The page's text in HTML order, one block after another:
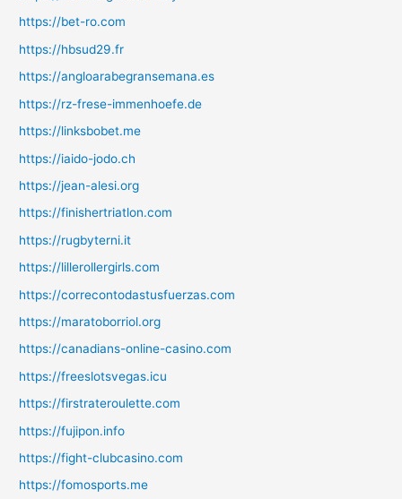
https://bet-ro.com
https://hbsud29.fr
https://angloarabegransemana.es
https://rz-frese-immenhoefe.de
https://linksbobet.me
https://iaido-jodo.ch
https://jean-alesi.org
https://finishertriatlon.com
https://rugbyterni.it
https://lillerollergirls.com
https://correcontodastusfuerzas.com
https://maratoborriol.org
https://canadians-online-casino.com
https://freeslotsvegas.icu
https://firstrateroulette.com
https://fujipon.info
https://fight-clubcasino.com
https://fomosports.me